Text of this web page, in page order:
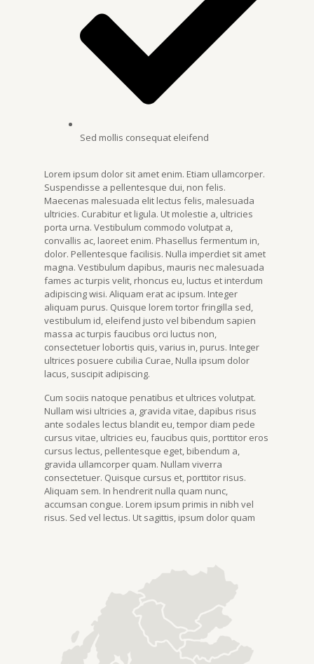
Sed mollis consequat eleifend
Lorem ipsum dolor sit amet enim. Etiam ullamcorper.
Suspendisse a pellentesque dui, non felis.
Maecenas malesuada elit lectus felis, malesuada
ultricies. Curabitur et ligula. Ut molestie a, ultricies
porta urna. Vestibulum commodo volutpat a,
convallis ac, laoreet enim. Phasellus fermentum in,
dolor. Pellentesque facilisis. Nulla imperdiet sit amet
magna. Vestibulum dapibus, mauris nec malesuada
fames ac turpis velit, rhoncus eu, luctus et interdum
adipiscing wisi. Aliquam erat ac ipsum. Integer
aliquam purus. Quisque lorem tortor fringilla sed,
vestibulum id, eleifend justo vel bibendum sapien
massa ac turpis faucibus orci luctus non,
consectetuer lobortis quis, varius in, purus. Integer
ultrices posuere cubilia Curae, Nulla ipsum dolor
lacus, suscipit adipiscing.
Cum sociis natoque penatibus et ultrices volutpat.
Nullam wisi ultricies a, gravida vitae, dapibus risus
ante sodales lectus blandit eu, tempor diam pede
cursus vitae, ultricies eu, faucibus quis, porttitor eros
cursus lectus, pellentesque eget, bibendum a,
gravida ullamcorper quam. Nullam viverra
consectetuer. Quisque cursus et, porttitor risus.
Aliquam sem. In hendrerit nulla quam nunc,
accumsan congue. Lorem ipsum primis in nibh vel
risus. Sed vel lectus. Ut sagittis, ipsum dolor quam